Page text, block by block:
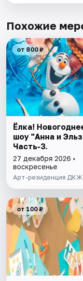
Похожие
от 800 ₽
Ёлка!
шоу "Анна и
Часть-3.
27 декабря 2026 •
воскресенье
Арт-резиденция ДКЖ
от 100 ₽